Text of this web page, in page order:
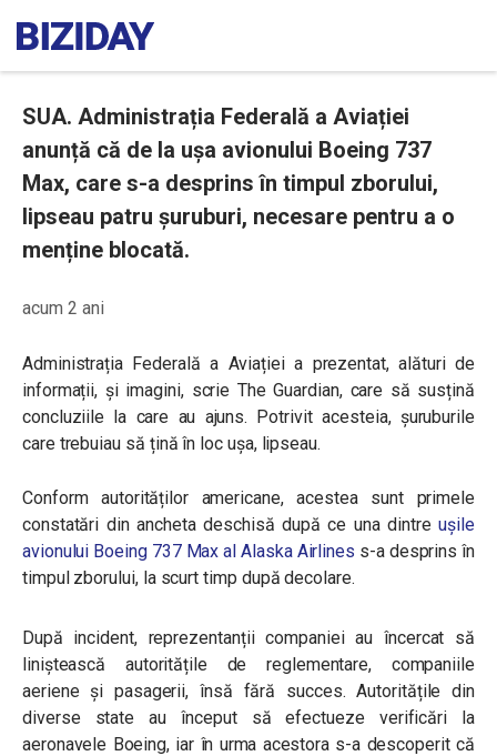
SUA. Administrația Federală a Aviației
anunță că de la ușa avionului Boeing 737
Max, care s-a desprins în timpul zborului,
lipseau patru șuruburi, necesare pentru a o
menține blocată.
acum 2 ani
Administrația Federală a Aviației a prezentat, alături de
informații, și imagini, scrie The Guardian, care să susțină
concluziile la care au ajuns. Potrivit acesteia, șuruburile
care trebuiau să țină în loc ușa, lipseau.
Conform autorităților americane, acestea sunt primele
constatări din ancheta deschisă după ce una dintreușile
avionului Boeing 737 Max al Alaska Airlines s-a desprins în
timpul zborului, la scurt timp după decolare.
După incident, reprezentanții companiei au încercat să
liniștească autoritățile de reglementare, companiile
aeriene și pasagerii, însă fără succes. Autoritățile din
diverse state au început să efectueze verificări la
aeronavele Boeing, iar în urma acestora s-a descoperit că